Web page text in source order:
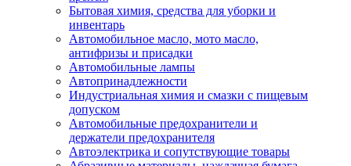
Бытовая химия, средства для уборки и
инвентарь
Автомобильное масло, мото масло,
антифризы и присадки
Автомобильные лампы
Автопринадлежности
Индустриальная химия и смазки с пищевым
допуском
Автомобильные предохранители и
держатели предохранителя
Автоэлектрика и сопутствующие товары